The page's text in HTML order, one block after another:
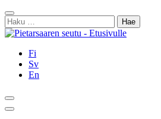
Siirry
sisältöön
Sulje
Haku:
Fi
Sv
En
Hae
Päävalikko